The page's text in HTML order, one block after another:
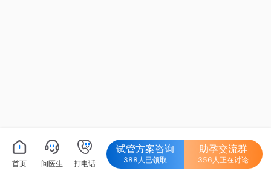
首页 问医生 打电话
试管方案咨询
388人已领取
助孕交流群
356人正在讨论